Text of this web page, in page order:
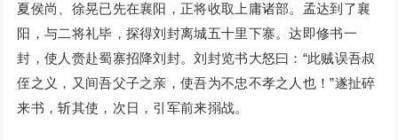
夏侯尚、徐晃已先在襄阳，正将收取上庸诸部。孟达到了襄
阳，与二将礼毕，探得刘封离城五十里下寨。达即修书一
封，使人赍赴蜀寨招降刘封。刘封览书大怒曰：“此贼误吾叔
侄之义，又间吾父子之亲，使吾为不忠不孝之人也！”遂扯碎
来书，斩其使，次日，引军前来搦战。